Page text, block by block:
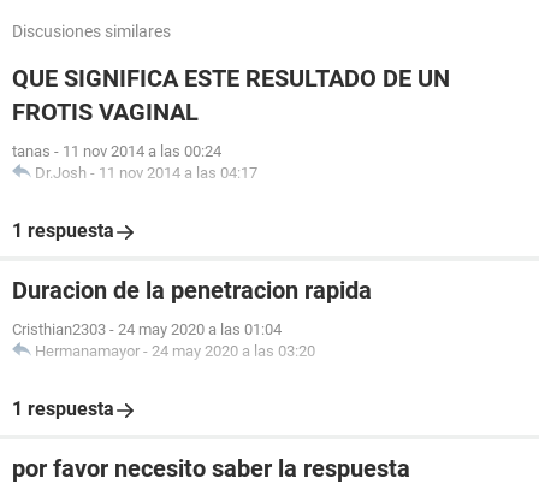
Discusiones similares
QUE SIGNIFICA ESTE RESULTADO DE UN
FROTIS VAGINAL
tanas - 11 nov 2014 a las 00:24
Dr.Josh - 11 nov 2014 a las 04:17
1 respuesta
Duracion de la penetracion rapida
Cristhian2303 - 24 may 2020 a las 01:04
Hermanamayor - 24 may 2020 a las 03:20
1 respuesta
por favor necesito saber la respuesta